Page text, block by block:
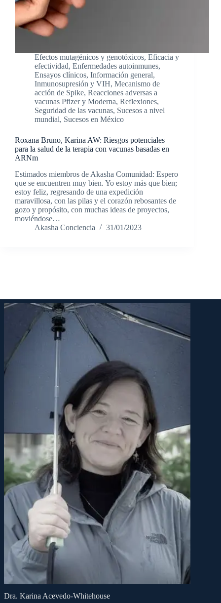
Efectos mutagénicos y genotóxicos, Eficacia y
efectividad, Enfermedades autoinmunes,
Ensayos clínicos, Información general,
Inmunosupresión y VIH, Mecanismo de
acción de Spike, Reacciones adversas a
vacunas Pfizer y Moderna, Reflexiones,
Seguridad de las vacunas, Sucesos a nivel
mundial, Sucesos en México
Roxana Bruno, Karina AW: Riesgos potenciales
para la salud de la terapia con vacunas basadas en
ARNm
Estimados miembros de Akasha Comunidad: Espero
que se encuentren muy bien. Yo estoy más que bien;
estoy feliz, regresando de una expedición
maravillosa, con las pilas y el corazón rebosantes de
gozo y propósito, con muchas ideas de proyectos,
moviéndose…
Akasha Conciencia
31/01/2023
Dra. Karina Acevedo-Whitehouse